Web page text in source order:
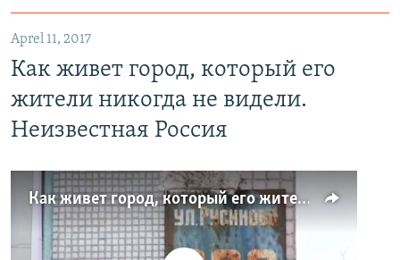
Aprel 11, 2017
Как живет город, который его
жители никогда не видели.
Неизвестная Россия
Как живет город, который его жители никогда не видели. Неизвестная Россия